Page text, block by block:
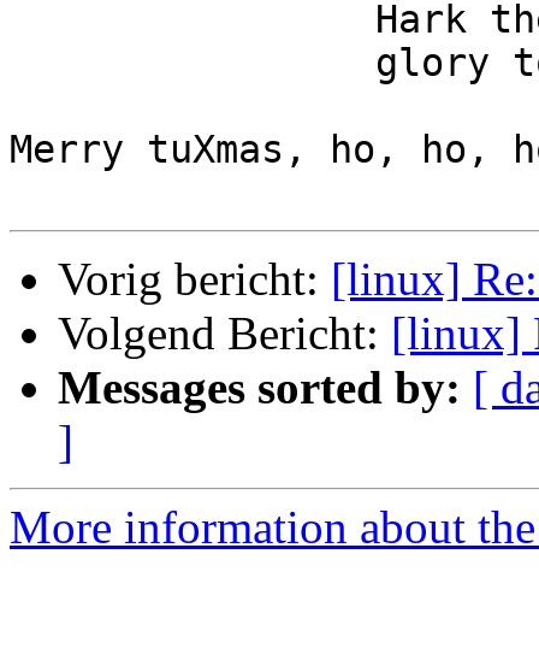
Merry tuXmas, ho, ho,
Vorig bericht: [linux]
Volgend Bericht: [linux]
Messages sorted by: [
]
More information about